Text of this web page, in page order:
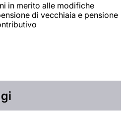
in merito alle modifiche
di vecchiaia e pensione